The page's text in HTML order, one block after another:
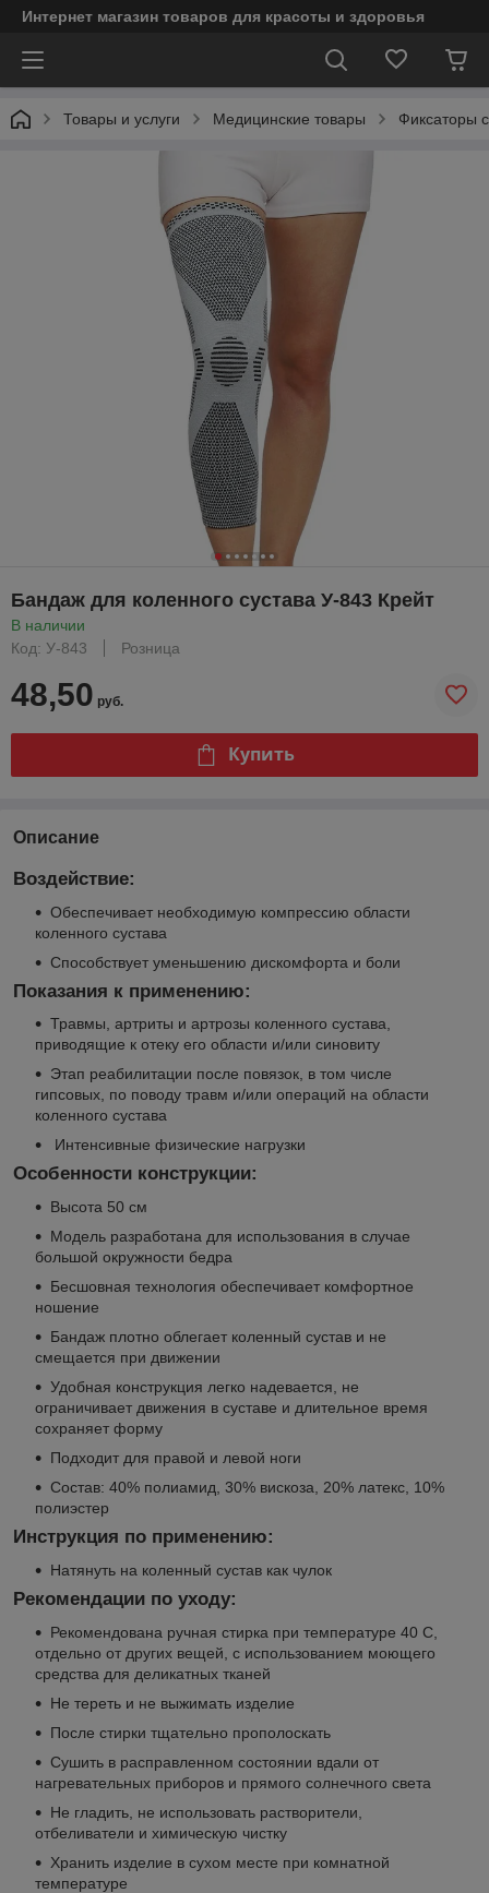
Интернет магазин товаров для красоты и здоровья
Товары и услуги Медицинские товары Фиксаторы
Бандаж для коленного сустава У-843 Крейт
В наличии
Код: У-843
Розница
48,50 руб.
Купить
Описание
Воздействие:
Обеспечивает необходимую компрессию области
коленного сустава
Способствует уменьшению дискомфорта и боли
Показания к применению:
Травмы, артриты и артрозы коленного сустава,
приводящие к отеку его области и/или синовиту
Этап реабилитации после повязок, в том числе
гипсовых, по поводу травм и/или операций на области
коленного сустава
Интенсивные физические нагрузки
Особенности конструкции:
Высота 50 см
Модель разработана для использования в случае
большой окружности бедра
Бесшовная технология обеспечивает комфортное
ношение
Бандаж плотно облегает коленный сустав и не
смещается при движении
Удобная конструкция легко надевается, не
ограничивает движения в суставе и длительное время
сохраняет форму
Подходит для правой и левой ноги
Состав: 40% полиамид, 30% вискоза, 20% латекс, 10%
полиэстер
Инструкция по применению:
Натянуть на коленный сустав как чулок
Рекомендации по уходу:
Рекомендована ручная стирка при температуре 40 С,
отдельно от других вещей, с использованием моющего
средства для деликатных тканей
Не тереть и не выжимать изделие
После стирки тщательно прополоскать
Сушить в расправленном состоянии вдали от
нагревательных приборов и прямого солнечного света
Не гладить, не использовать растворители,
отбеливатели и химическую чистку
Хранить изделие в сухом месте при комнатной
температуре